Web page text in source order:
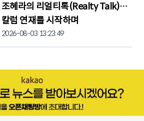
조혜라의 리얼티톡(Realty Talk)…
칼럼 연재를 시작하며
2026-08-03 13:23:49